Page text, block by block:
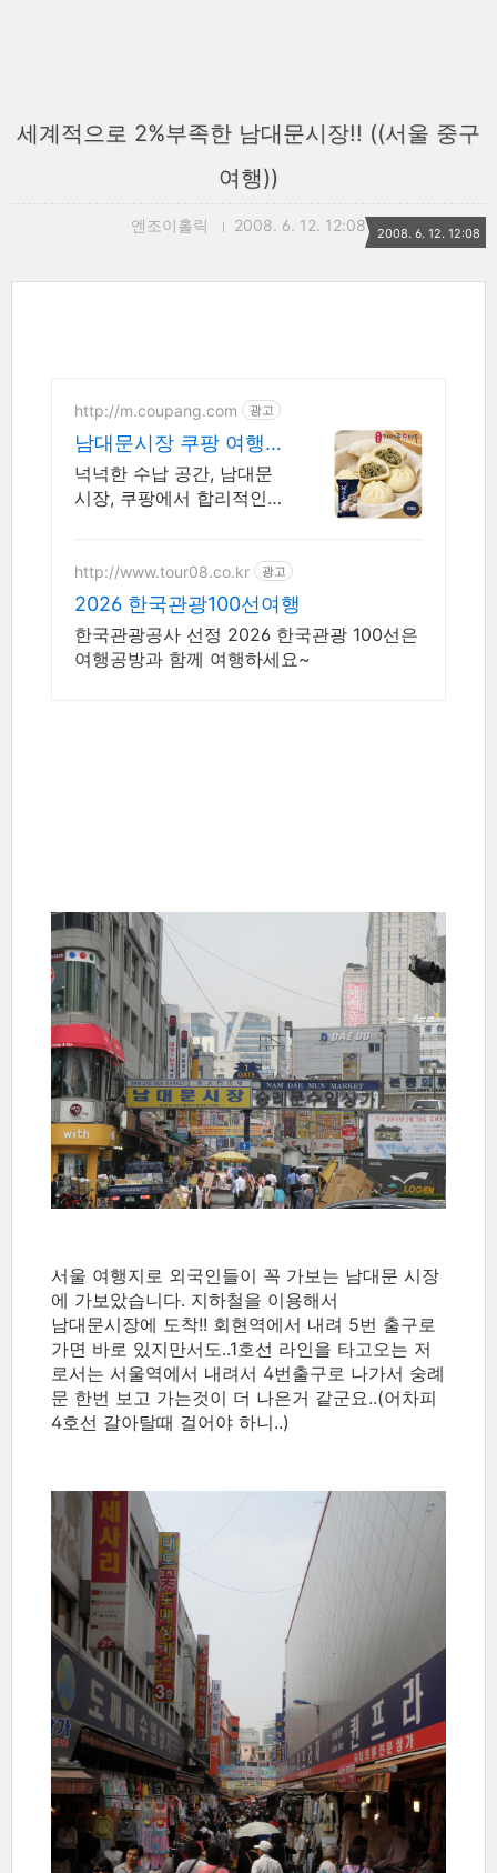
세계적으로 2%부족한 남대문시장!! ((서울 중구
여행))
엔조이홀릭 2008. 6. 12. 12:08 2008. 6. 12. 12:08
http://m.coupang.com 광고
남대문시장 쿠팡 여행
이사 보관 다용도
넉넉한 수납 공간, 남대문
시장, 쿠팡에서 합리적인
켓배송으로 빠르고 편리하
게 준비하세요.
http://www.tour08.co.kr 광고
2026 한국관광100선여행
한국관광공사 선정 2026 한국관광 100선은
여행공방과 함께 여행하세요~
서울 여행지로 외국인들이 꼭 가보는 남대문 시장
에 가보았습니다. 지하철을 이용해서
남대문시장에 도착!! 회현역에서 내려 5번 출구로
가면 바로 있지만서도..1호선 라인을 타고오는 저
로서는 서울역에서 내려서 4번출구로 나가서 숭례
문 한번 보고 가는것이 더 나은거 같군요..(어차피
4호선 갈아탈때 걸어야 하니..)